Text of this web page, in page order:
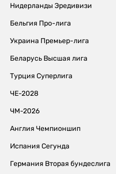
Нидерланды Эредивизи
Бельгия Про-лига
Украина Премьер-лига
Беларусь Высшая лига
Турция Суперлига
ЧЕ-2028
ЧМ-2026
Англия Чемпионшип
Испания Сегунда
Германия Вторая бундеслига